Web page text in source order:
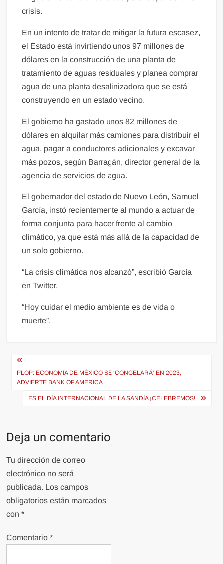
crisis.
En un intento de tratar de mitigar la futura escasez,
el Estado está invirtiendo unos 97 millones de
dólares en la construcción de una planta de
tratamiento de aguas residuales y planea comprar
agua de una planta desalinizadora que se está
construyendo en un estado vecino.
El gobierno ha gastado unos 82 millones de
dólares en alquilar más camiones para distribuir el
agua, pagar a conductores adicionales y excavar
más pozos, según Barragán, director general de la
agencia de servicios de agua.
El gobernador del estado de Nuevo León, Samuel
García, instó recientemente al mundo a actuar de
forma conjunta para hacer frente al cambio
climático, ya que está más allá de la capacidad de
un solo gobierno.
“La crisis climática nos alcanzó”, escribió García
en Twitter.
“Hoy cuidar el medio ambiente es de vida o
muerte”.
Navegación
de
entradas
PLOP: ECONOMÍA DE MÉXICO SE ‘CONGELARÁ’ EN 2023,
ADVIERTE BANK OF AMERICA
ES EL DÍA INTERNACIONAL DE LA SANDÍA ¡CELEBREMOS!
Deja un comentario
Tu dirección de correo
electrónico no será
publicada. Los campos
obligatorios están marcados
con*
Comentario*